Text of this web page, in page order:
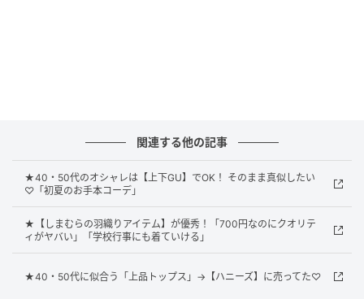
関連する他の記事
★40・50代のオシャレは【上下GU】でOK！ そのまま真似したい
♡「初夏のお手本コーデ」
★【しまむらの羽織りアイテム】が優秀！「700円なのにクオリテ
ィがヤバい」「学校行事にも着ていける」
★40・50代に似合う「上品トップス」→【ハニーズ】に売ってた♡